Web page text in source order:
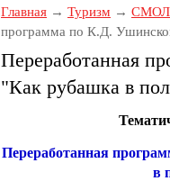
Главная Туризм
программа по К.Д.
Переработанная
"Как рубашка в
Переработанная
в